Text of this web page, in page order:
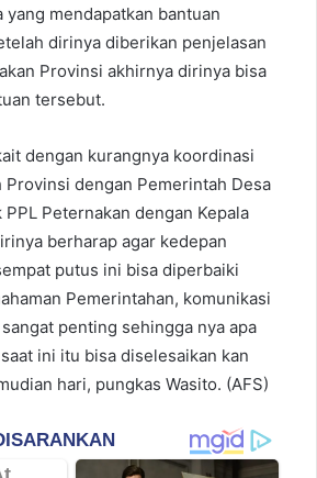
yang mendapatkan bantuan
dirinya diberikan penjelasan
Provinsi akhirnya dirinya bisa
tersebut.
dengan kurangnya koordinasi
Provinsi dengan Pemerintah Desa
Peternakan dengan Kepala
berharap agar kedepan
putus ini bisa diperbaiki
Pemerintahan, komunikasi
penting sehingga nya apa
ini itu bisa diselesaikan kan
hari, pungkas Wasito. (AFS)